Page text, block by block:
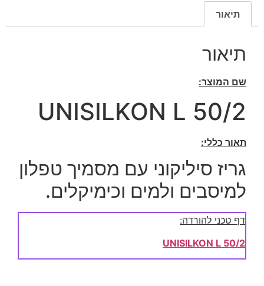
תיאור
תיאור
שם המוצר:
UNISILKON L 50/2
תאור כללי:
גריז סיליקוני עם מסמיך טפלון
למיסבים ולמים וכימיקלים.
דף טכני להורדה:
UNISILKON L 50/2